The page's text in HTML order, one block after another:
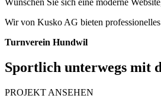
Wir von Kusko AG bieten professionelles
Turnverein Hundwil
Sportlich unterwegs mit
PROJEKT ANSEHEN